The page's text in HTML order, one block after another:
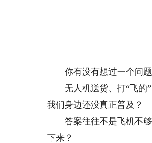
你有没有想过一个问
无人机送货、打“飞的”
我们身边还没真正普及？
答案往往不是飞机不够
下来？